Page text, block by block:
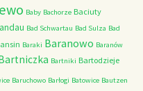
Baby Bachorze Baciuty
Bad Schwartau Bad Sulza Bad
Baraki Baranowo Baranów
Bartniki Bartodzieje
Baruchowo Barłogi Batowice Bautzen